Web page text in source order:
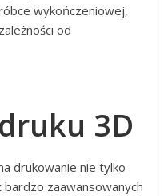
wykończeniowej,
od
3D
drukowanie nie tylko
zaawansowanych